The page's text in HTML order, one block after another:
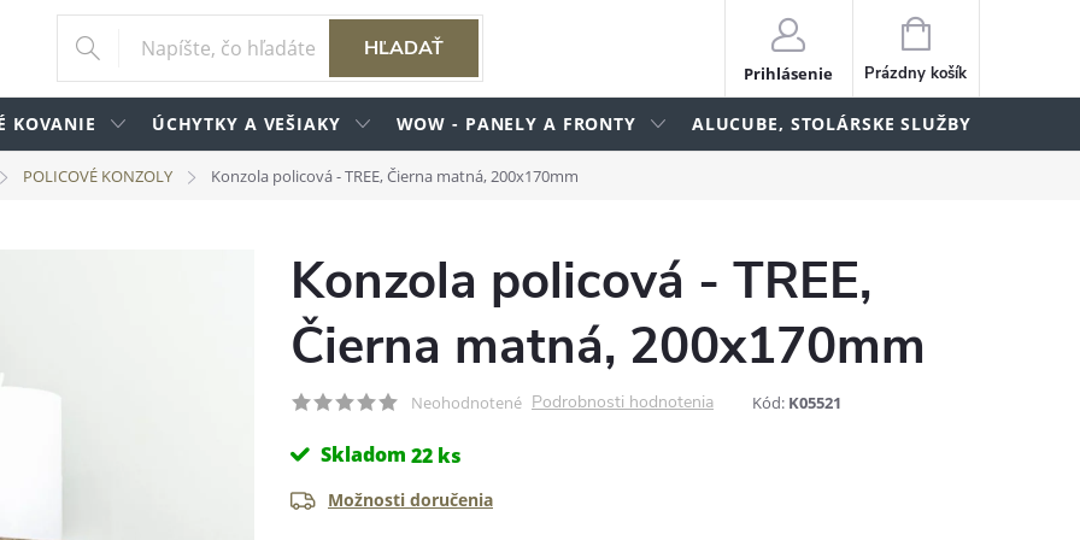
HĽADAŤ
Prihlásenie
NÁKUPNÝ
KOŠÍK
Prázdny košík
KOVANIE ÚCHYTKY A VEŠIAKY WOW - PANELY A FRONTY ALUCUBE, STOLÁRSKE SLUŽBY
POLICOVÉ KONZOLY Konzola policová - TREE, Čierna matná, 200x170mm
Konzola policová - TREE,
Čierna matná, 200x170mm
Neohodnotené Podrobnosti hodnotenia Kód: K05521
Skladom 22 ks
Možnosti doručenia